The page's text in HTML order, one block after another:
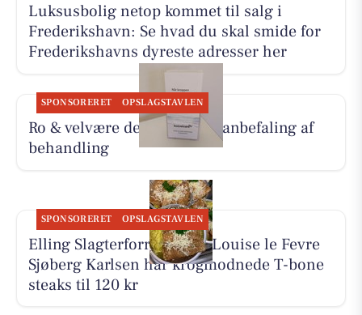
Luksusbolig netop kommet til salg i
Frederikshavn: Se hvad du skal smide for
Frederikshavns dyreste adresser her
SPONSORERET OPSLAGSTAVLEN
Ro & velvære deler Hennys anbefaling af
behandling
SPONSORERET OPSLAGSTAVLEN
Elling Slagterforretning v/Louise le Fevre
Sjøberg Karlsen har krogmodnede T-bone
steaks til 120 kr